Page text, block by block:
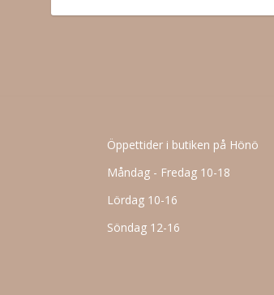
Öppettider i butiken på Hönö
Måndag - Fredag 10-18
Lördag 10-16
Söndag 12-16